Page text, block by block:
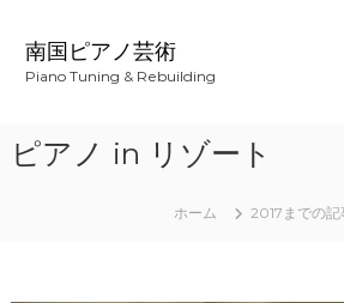
南国ピアノ芸術
Piano Tuning & Rebuilding
ピアノ in リゾート
ホーム 2017までの記